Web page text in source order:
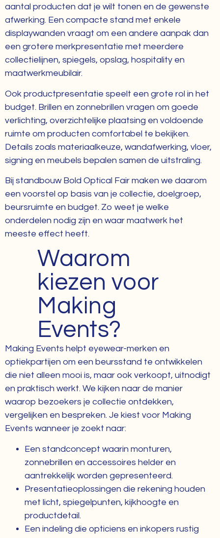
aantal producten dat je wilt tonen en de gewenste
afwerking. Een compacte stand met enkele
displaywanden vraagt om een andere aanpak dan
een grotere merkpresentatie met meerdere
collectielijnen, spiegels, opslag, hospitality en
maatwerkmeubilair.
Ook productpresentatie speelt een grote rol in het
budget. Brillen en zonnebrillen vragen om goede
verlichting, overzichtelijke plaatsing en voldoende
ruimte om producten comfortabel te bekijken.
Details zoals materiaalkeuze, wandafwerking, vloer,
signing en meubels bepalen samen de uitstraling.
Bij standbouw Bold Optical Fair maken we daarom
een voorstel op basis van je collectie, doelgroep,
beursruimte en budget. Zo weet je welke
onderdelen nodig zijn en waar maatwerk het
meeste effect heeft.
Waarom
kiezen voor
Making
Events?
Making Events helpt eyewear-merken en
optiekpartijen om een beursstand te ontwikkelen
die niet alleen mooi is, maar ook verkoopt, uitnodigt
en praktisch werkt. We kijken naar de manier
waarop bezoekers je collectie ontdekken,
vergelijken en bespreken. Je kiest voor Making
Events wanneer je zoekt naar:
Een standconcept waarin monturen,
zonnebrillen en accessoires helder en
aantrekkelijk worden gepresenteerd.
Presentatieoplossingen die rekening houden
met licht, spiegelpunten, kijkhoogte en
productdetail.
Een indeling die opticiens en inkopers rustig